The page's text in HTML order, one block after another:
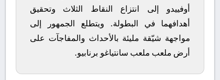
أوفييدو إلى انتزاع النقاط الثلاث وتحقيق
أهدافهما في البطولة. ويتطلع الجمهور إلى
مواجهة شيّقة مليئة بالأحداث والمفاجآت على
أرض ملعب ملعب سانتياغو برنابيو.